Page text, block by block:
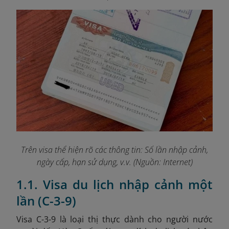
Trên visa thể hiện rõ các thông tin: Số lần nhập cảnh,
ngày cấp, hạn sử dụng, v.v. (Nguồn: Internet)
1.1. Visa du lịch nhập cảnh một
lần (C-3-9)
Visa C-3-9 là loại thị thực dành cho người nước